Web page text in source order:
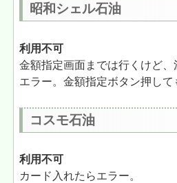
昭和シェル石油
利用不可
金額指定画面までは行くけど、
エラー。金額指定ボタン押して
コスモ石油
利用不可
カード入れたらエラー。